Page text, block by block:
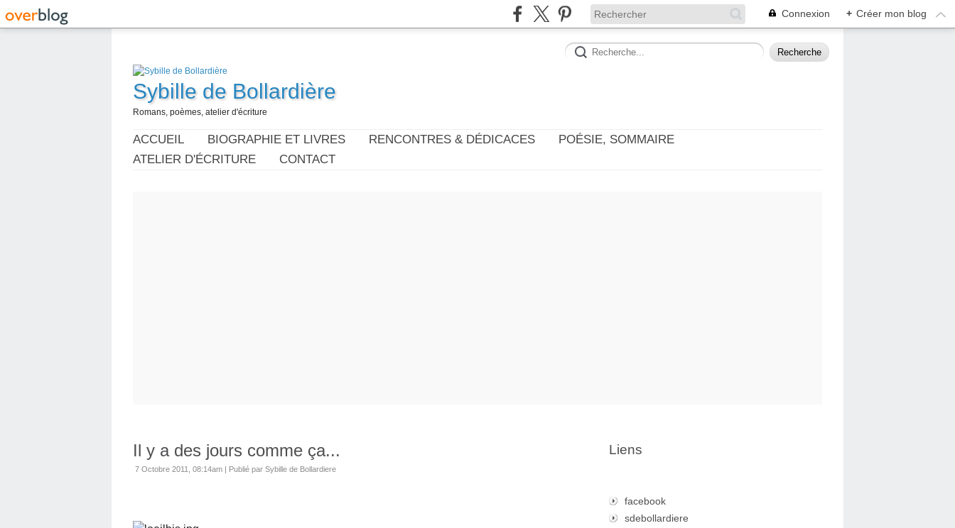
Connexion + Créer mon blog
Sybille de Bollardière
Romans, poèmes, atelier d'écriture
ACCUEIL BIOGRAPHIE ET LIVRES RENCONTRES & DÉDICACES
POÉSIE, SOMMAIRE
ATELIER D'ÉCRITURE
CONTACT
Il y a des jours comme ça...
7 Octobre 2011, 08:14am | Publié par Sybille de Bollardiere
Liens
facebook
sdebollardiere